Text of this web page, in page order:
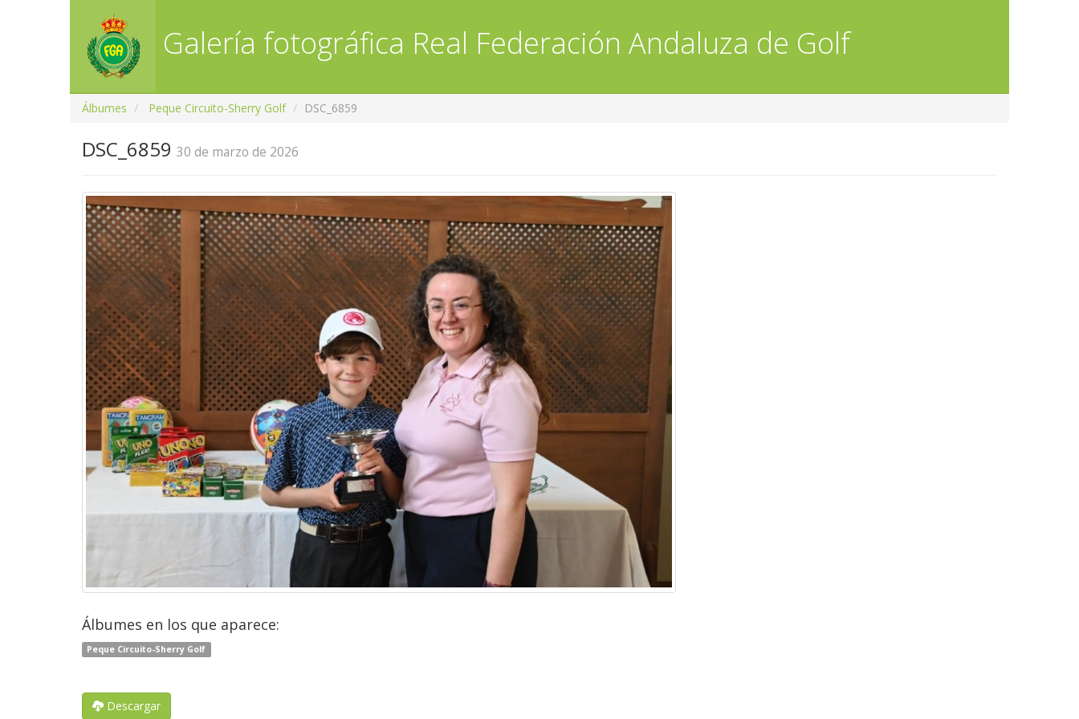
Galería fotográfica Real Federación Andaluza de Golf
Álbumes Peque Circuito-Sherry Golf DSC_6859
DSC_6859 30 de marzo de 2026
Álbumes en los que aparece:
Peque Circuito-Sherry Golf
Descargar